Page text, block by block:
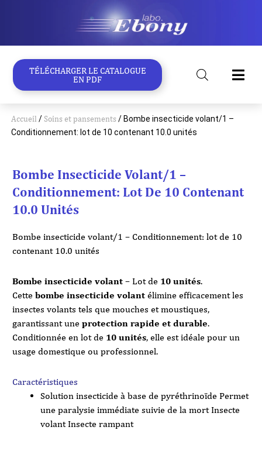
TÉLÉCHARGER LE CATALOGUE
EN PDF
Accueil / Soins et pansements / Bombe insecticide volant/1 –
Conditionnement: lot de 10 contenant 10.0 unités
Bombe Insecticide Volant/1 –
Conditionnement: Lot De 10 Contenant
10.0 Unités
Bombe insecticide volant/1 – Conditionnement: lot de 10
contenant 10.0 unités
Bombe insecticide volant – Lot de 10 unités.
Cette bombe insecticide volant élimine efficacement les
insectes volants tels que mouches et moustiques,
garantissant une protection rapide et durable.
Conditionnée en lot de 10 unités, elle est idéale pour un
usage domestique ou professionnel.
Caractéristiques
Solution insecticide à base de pyréthrinoïde Permet
une paralysie immédiate suivie de la mort Insecte
volant Insecte rampant